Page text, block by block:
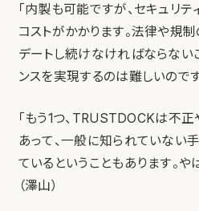
「内製も可能ですが、セキュリ
コストがかかります。法律や規
デートし続けなければならない
ンスを実現するのは難しいのです
「もう1つ、TRUSTDOCKは不
あって、一般に知られていない
ているということもあります。や
（澤山）